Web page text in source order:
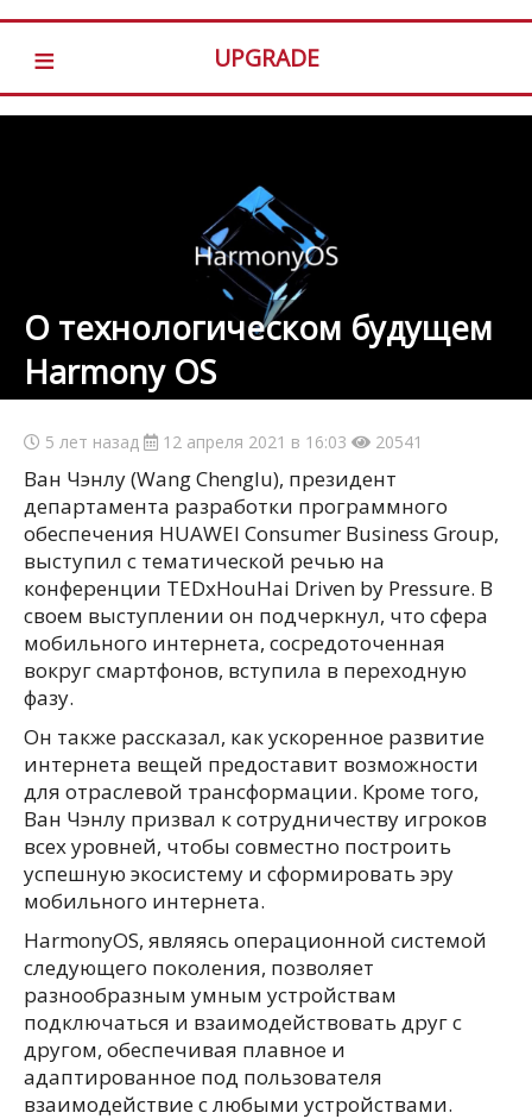
≡ UPGRADE
O технологическом будущем
Harmony OS
5 лет назад 12 апреля 2021 в 16:03 20541
Ван Чэнлу (Wang Chenglu), президент
департамента разработки программного
обеспечения HUAWEI Consumer Business Group,
выступил с тематической речью на
конференции TEDxHouHai Driven by Pressure. В
своем выступлении он подчеркнул, что сфера
мобильного интернета, сосредоточенная
вокруг смартфонов, вступила в переходную
фазу.
Он также рассказал, как ускоренное развитие
интернета вещей предоставит возможности
для отраслевой трансформации. Кроме того,
Ван Чэнлу призвал к сотрудничеству игроков
всех уровней, чтобы совместно построить
успешную экосистему и сформировать эру
мобильного интернета.
HarmonyOS, являясь операционной системой
следующего поколения, позволяет
разнообразным умным устройствам
подключаться и взаимодействовать друг с
другом, обеспечивая плавное и
адаптированное под пользователя
взаимодействие с любыми устройствами.